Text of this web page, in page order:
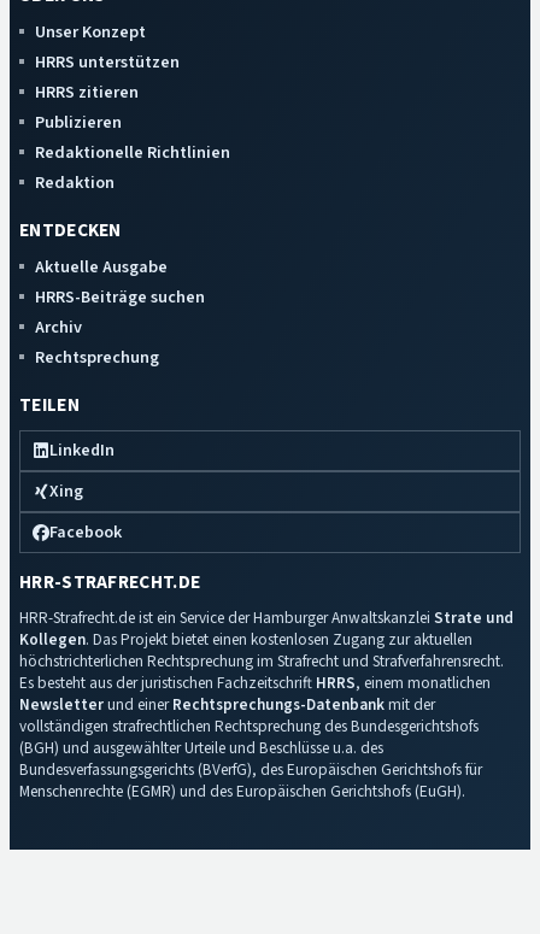
Unser Konzept
HRRS unterstützen
HRRS zitieren
Publizieren
Redaktionelle Richtlinien
Redaktion
ENTDECKEN
Aktuelle Ausgabe
HRRS-Beiträge suchen
Archiv
Rechtsprechung
TEILEN
LinkedIn
Xing
Facebook
HRR-STRAFRECHT.DE
HRR-Strafrecht.de ist ein Service der Hamburger Anwaltskanzlei Strate und
Kollegen. Das Projekt bietet einen kostenlosen Zugang zur aktuellen
höchstrichterlichen Rechtsprechung im Strafrecht und Strafverfahrensrecht.
Es besteht aus der juristischen Fachzeitschrift HRRS, einem monatlichen
Newsletterund einerRechtsprechungs-Datenbankmit der
vollständigen strafrechtlichen Rechtsprechung des Bundesgerichtshofs
(BGH) und ausgewählter Urteile und Beschlüsse u.a. des
Bundesverfassungsgerichts (BVerfG), des Europäischen Gerichtshofs für
Menschenrechte (EGMR) und des Europäischen Gerichtshofs (EuGH).